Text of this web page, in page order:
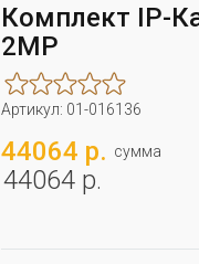
Комплект IP-
2МР
Артикул: 01-016136
44064 р. сумма
44064 р.